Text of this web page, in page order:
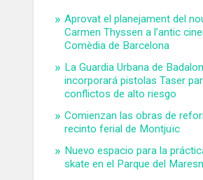
Aprovat el planejament del
Carmen Thyssen a l’antic
Comèdia de Barcelona
La Guardia Urbana de
incorporará pistolas Taser
conflictos de alto riesgo
Comienzan las obras de
recinto ferial de Montjuïc
Nuevo espacio para la
skate en el Parque del